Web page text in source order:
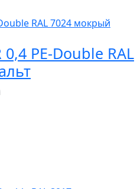
PE-Double RAL